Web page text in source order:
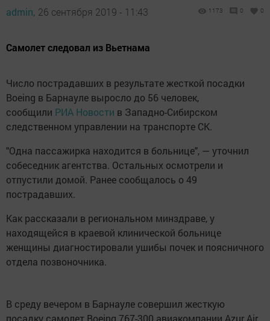
admin, 26 сентября 2019 - 11:43 1173 0 0
Самолет следовал из Вьетнама
Число пострадавших в результате жесткой посадки
Boeing в Барнауле выросло до 56 человек,
сообщили РИА Новости в Западно-Сибирском
следственном управлении на транспорте СК.
"Одна пассажирка находится в больнице", — уточнил
собеседник агентства. Остальных осмотрели и
отпустили домой. Ранее сообщалось о 49
пострадавших.
Как рассказали в региональном минздраве, у
находящейся в краевой клинической больнице
женщины диагностировали ушибы почек и поясничного
отдела позвоночника.
В среду вечером в Барнауле совершил жесткую
посадку самолет Boeing 767-300 авиакомпании Azur Air.